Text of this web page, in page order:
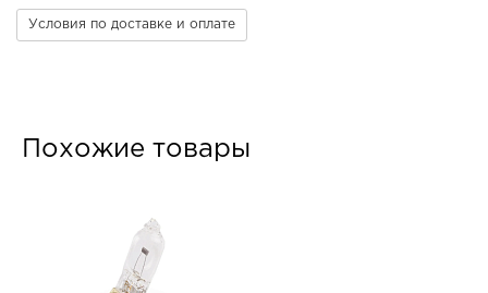
Условия по доставке и оплате
Похожие товары